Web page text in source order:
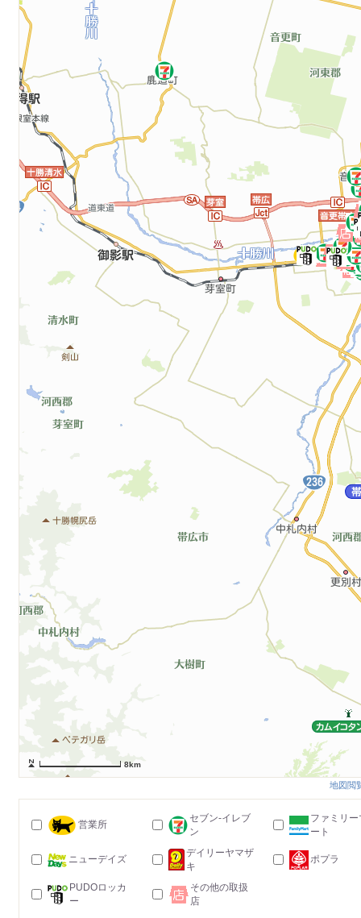
8km
地図閲
営業所
セブン-イレブ
ン
ファミリー
ート
ニューデイズ
デイリーヤマザ
キ
ポプラ
PUDOロッカ
ー
その他の取扱
店